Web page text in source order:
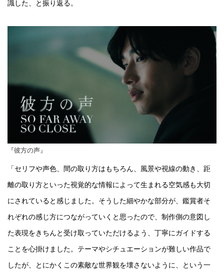
識した、と振り返る。
『彼方の声』
「セリフや声色、間の取り方はもちろん、風景や視線の動き、距
離の取り方といった視覚的な情報によって生まれる空気感も大切
にされていると感じました。そうした細やかな部分が、鑑賞者そ
れぞれの感じ方につながっていくと思ったので、制作側の意図し
た表現をきちんと受け取っていただけるよう、丁寧にガイドする
ことを心掛けました。テーマやシチュエーションが難しい作品で
したが、とにかくこの素敵な世界観を壊さないように、という一